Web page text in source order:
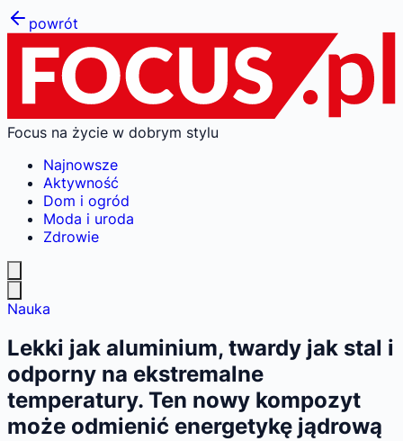
powrót
Focus na życie w dobrym stylu
Najnowsze
Aktywność
Dom i ogród
Moda i uroda
Zdrowie
Nauka
Lekki jak aluminium, twardy jak stal i
odporny na ekstremalne
temperatury. Ten nowy kompozyt
może odmienić energetykę jądrową